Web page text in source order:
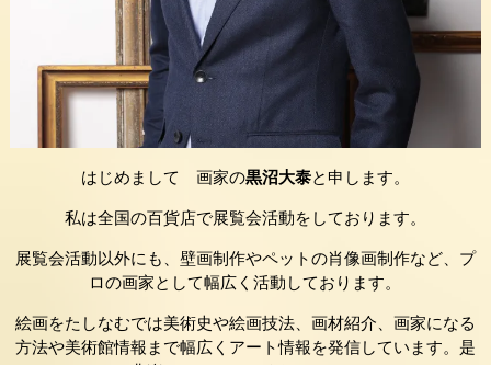
はじめまして 画家の黒沼大泰と申します。
私は全国の百貨店で展覧会活動をしております。
展覧会活動以外にも、壁画制作やペットの肖像画制作など、プ
ロの画家として幅広く活動しております。
絵画をたしなむでは美術史や絵画技法、画材紹介、画家になる
方法や美術館情報まで幅広くアート情報を発信しています。是